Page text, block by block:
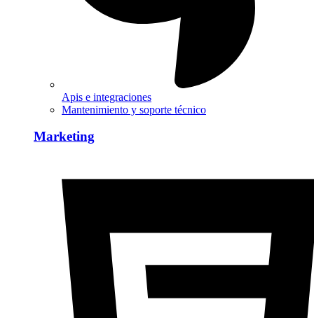
Apis e integraciones
Mantenimiento y soporte técnico
Marketing